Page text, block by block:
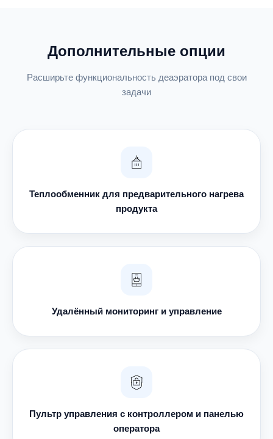
Дополнительные опции
Расширьте функциональность деаэратора под свои
задачи
Теплообменник для предварительного нагрева
продукта
Удалённый мониторинг и управление
Пультр управления с контроллером и панелью
оператора